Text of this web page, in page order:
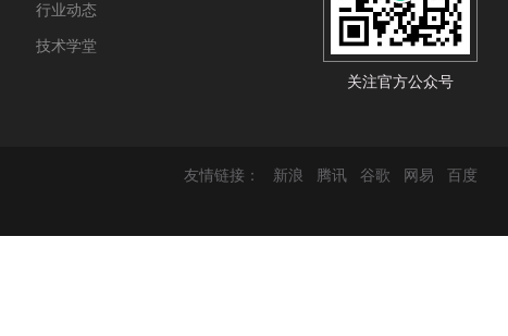
关注官方公众号
行业动态
技术学堂
友情链接： 新浪 腾讯 谷歌 网易 百度